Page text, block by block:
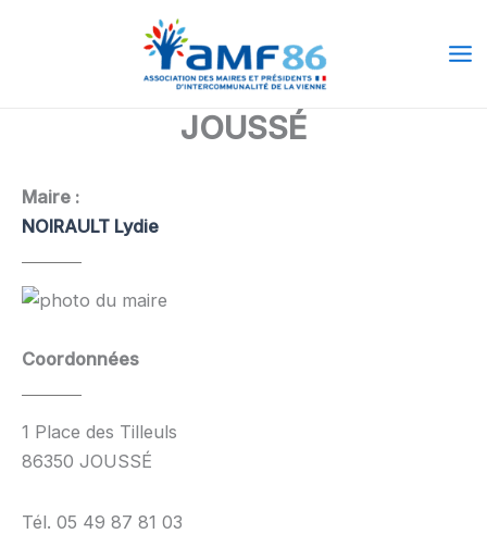
JOUSSÉ
Maire :
NOIRAULT Lydie
Coordonnées
1 Place des Tilleuls
86350 JOUSSÉ
Tél. 05 49 87 81 03